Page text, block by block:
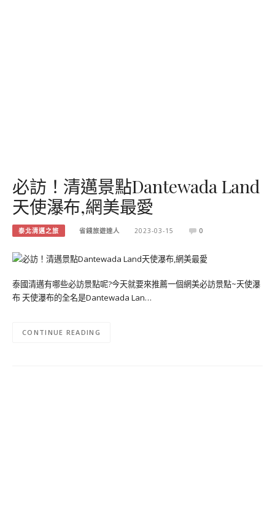
必訪！清邁景點Dantewada Land
天使瀑布,網美最愛
泰北清邁之旅 省錢旅遊達人 2023-03-15 0
泰國清邁有哪些必訪景點呢?今天就要來推薦一個網美必訪景點~天使瀑
布 天使瀑布的全名是Dantewada Lan…
CONTINUE READING